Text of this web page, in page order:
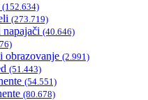
(152.634)
(273.719)
(40.646)
obrazovanje (2.991)
(51.443)
(54.551)
(80.678)